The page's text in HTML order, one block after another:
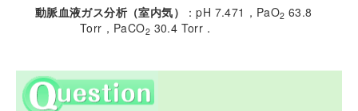
動脈血液ガス分析（室内気）
：pH 7.471，PaO2 63.8
Torr，PaCO2 30.4 Torr．